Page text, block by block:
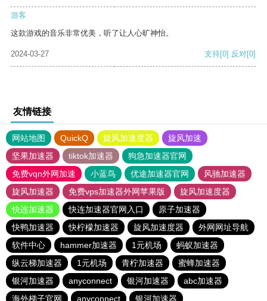
游客
这款游戏的音乐非常优美，听了让人心旷神怡。
2024-03-27 支持[0] 反对[0]
友情链接
网站地图 QuickQ 旋风加速度器
旋风加速
坚果加速器
tiktok加速器
狗急加速器官网
免费vqn外网加速
小蓝鸟 优途加速器官网
风驰加速器
旋风加速器
免费vps加速器外网苹果版
旋风加速度器
快连加速器
快连加速器官网入口
原子加速器
快鸭加速器
快柠檬加速器 旋风加速度器
外网网址导航
软件中心
hammer加速器 1元机场
蚂蚁加速器
纵云梯加速器
1元机场 青柠加速器
蜜蜂加速器
银河加速器
anyconnect 银河加速器
abc加速器
海外梯子官网
anyconnect 银河加速器